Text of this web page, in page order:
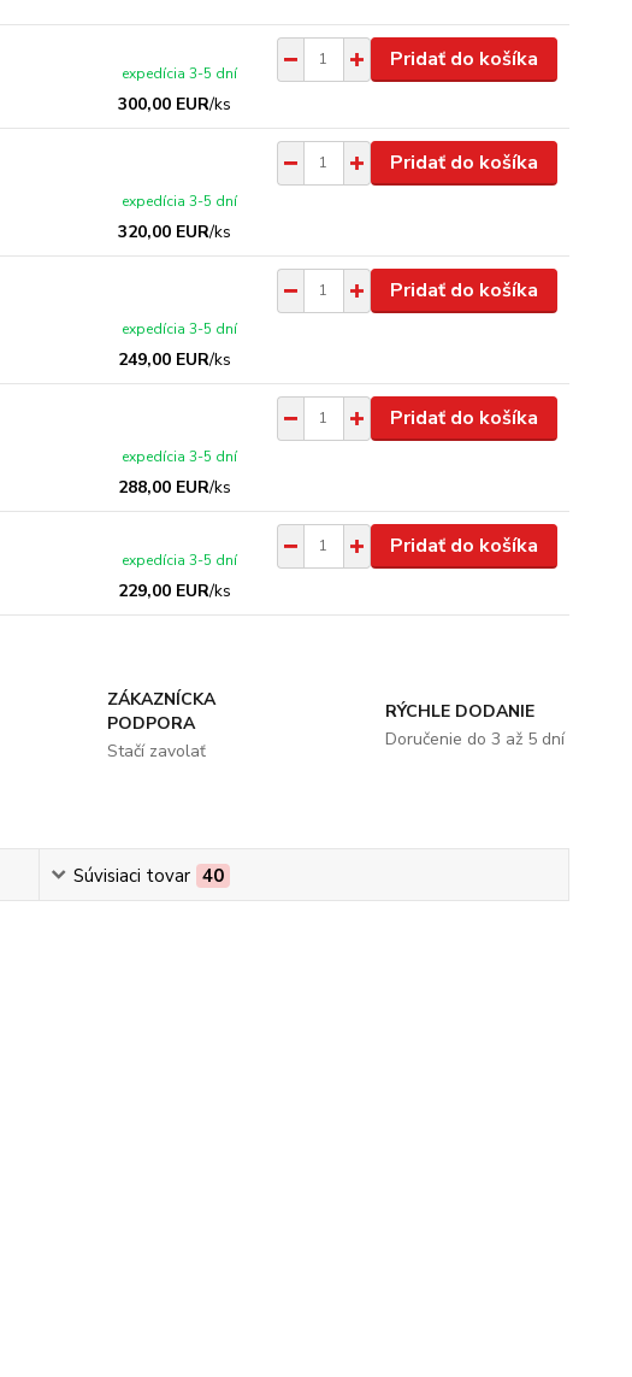
300,00 EUR/ks
expedícia 3-5 dní
Pridať do košíka
320,00 EUR/ks
expedícia 3-5 dní
Pridať do košíka
249,00 EUR/ks
expedícia 3-5 dní
Pridať do košíka
288,00 EUR/ks
expedícia 3-5 dní
Pridať do košíka
229,00 EUR/ks
expedícia 3-5 dní
Pridať do košíka
ZÁKAZNÍCKA
PODPORA
Stačí zavolať
RÝCHLE DODANIE
Doručenie do 3 až 5 dní
Súvisiaci tovar 40